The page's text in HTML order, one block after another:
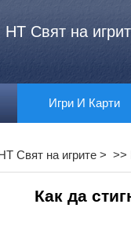
HT Свят на
Игри И Карти
Свят на игрите > >>
Как да